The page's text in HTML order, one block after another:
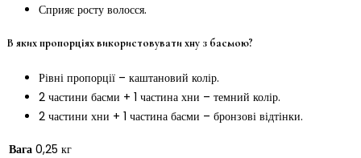
Сприяє росту волосся.
В яких пропорціях використовувати хну з басмою?
Рівні пропорції – каштановий колір.
2 частини басми + 1 частина хни – темний колір.
2 частини хни + 1 частина басми – бронзові відтінки.
Вага 0,25 кг